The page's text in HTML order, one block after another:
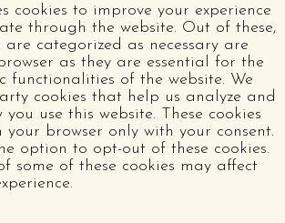
cookies to improve your experience
through the website. Out of these,
categorized as necessary are
as they are essential for the
functionalities of the website. We
cookies that help us analyze and
use this website. These cookies
browser only with your consent.
option to opt-out of these cookies.
some of these cookies may affect